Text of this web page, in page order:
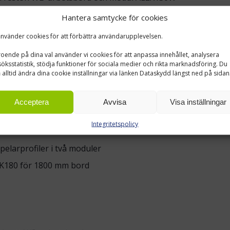
Hantera samtycke för cookies
cookies för att förbättra användarupplevelsen.
på dina val använder vi cookies för att anpassa innehållet, analysera
stödja funktioner för sociala medier och rikta marknadsföring. Du
alltid ändra dina cookie inställningar via länken Dataskydd längst ned på sidan.
Acceptera Avvisa Visa inställningar
Integritetspolicy
WB-arbetsbord och modul AL2X180W
som är enkel att hantera vid montering,
och passar bra ihop med den rena, tekniska
i två moduler
för 1800 mm bord